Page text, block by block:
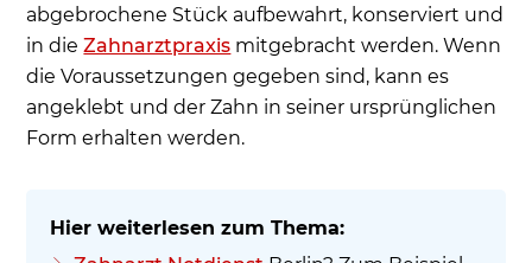
abgebrochene Stück aufbewahrt, konserviert und
in dieZahnarztpraxis mitgebracht werden. Wenn
die Voraussetzungen gegeben sind, kann es
angeklebt und der Zahn in seiner ursprünglichen
Form erhalten werden.